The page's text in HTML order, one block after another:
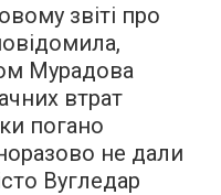
звіті про
Мурадова
втрат
погано
не дали
Вугледар